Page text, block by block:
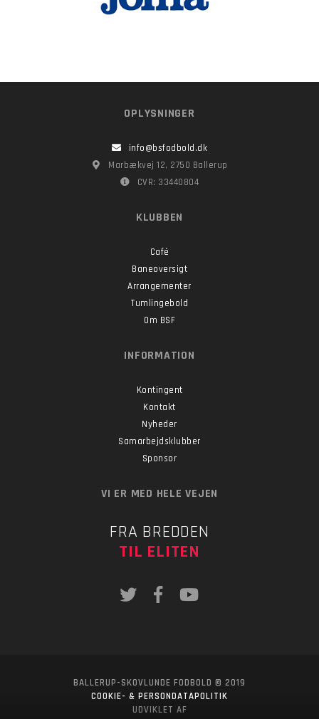
OPLYSNINGER
info@bsfodbold.dk
Marbækvej 12, 2750 Ballerup
CVR: 33440804
KLUBBEN
Café
Baneoversigt
Arrangementer
Tumlingebold
Om BSF
INFORMATION
Kontingent
Kontakt
Nyheder
Samarbejdsklubber
Sponsor
VI ER MED HELE VEJEN
FRA BREDDEN
TIL ELITEN
BALLERUP-SKOVLUNDE FODBOLD © 2019
COOKIE- & PERSONDATAPOLITIK
UDVIKLET AF